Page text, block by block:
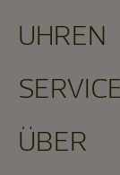
UHREN
ÜBER